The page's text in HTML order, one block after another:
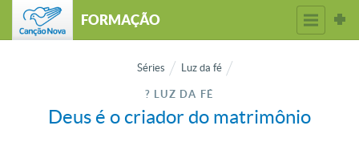
FORMAÇÃO
Séries Luz da fé
? LUZ DA FÉ
Deus é o criador do matrimônio